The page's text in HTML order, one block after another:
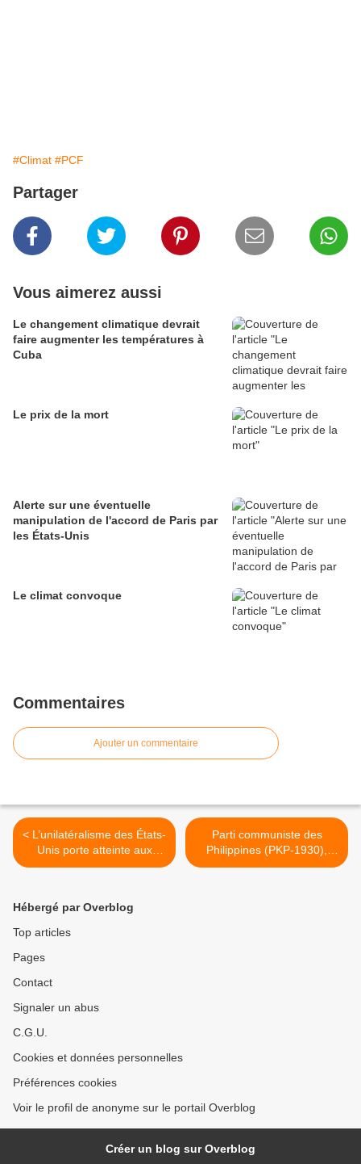
#Climat #PCF
Partager
Vous aimerez aussi
Le changement climatique devrait
faire augmenter les températures à
Cuba
Le prix de la mort
Alerte sur une éventuelle
manipulation de l'accord de Paris par
les États-Unis
Le climat convoque
Commentaires
Ajouter un commentaire
< L’unilatéralisme des États-
Unis porte atteinte aux
droits de l’Homme, avertit
Parti communiste des
Philippines (PKP-1930),
Μessage au 23ème
Hébergé par Overblog
Top articles
Pages
Contact
Signaler un abus
C.G.U.
Cookies et données personnelles
Préférences cookies
Voir le profil de anonyme sur le portail Overblog
Créer un blog sur Overblog